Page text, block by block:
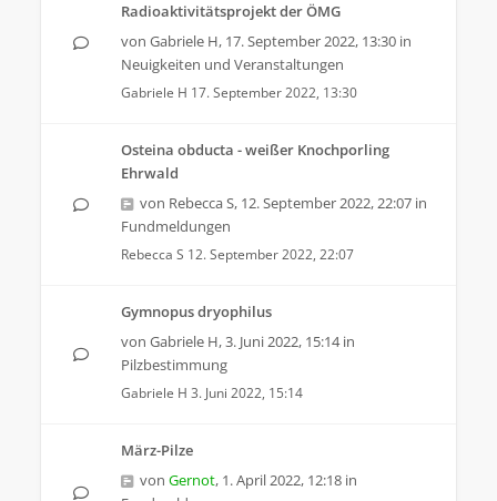
Radioaktivitätsprojekt der ÖMG
von Gabriele H, 17. September 2022, 13:30 in
Neuigkeiten und Veranstaltungen
Gabriele H 17. September 2022, 13:30
Osteina obducta - weißer Knochporling
Ehrwald
von Rebecca S, 12. September 2022, 22:07 in
Fundmeldungen
Rebecca S 12. September 2022, 22:07
Gymnopus dryophilus
von Gabriele H,3. Juni 2022, 15:14in
Pilzbestimmung
Gabriele H 3. Juni 2022, 15:14
März-Pilze
von Gernot, 1. April 2022, 12:18 in